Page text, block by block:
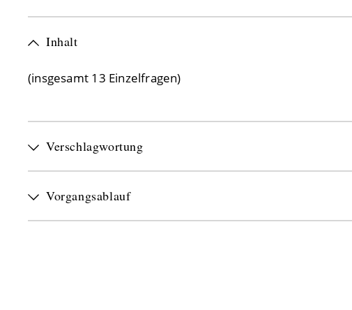
Inhalt
(insgesamt 13 Einzelfragen)
Verschlagwortung
Vorgangsablauf